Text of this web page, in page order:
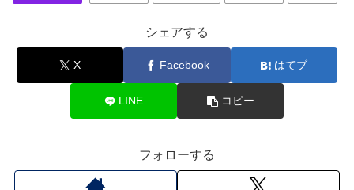
シェアする
X Facebook はてブ
LINE コピー
フォローする